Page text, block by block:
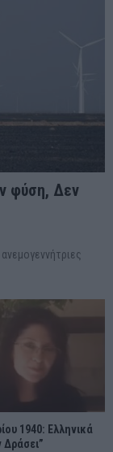
φύση, Δεν
1940: Ελληνικά
Δράσει”